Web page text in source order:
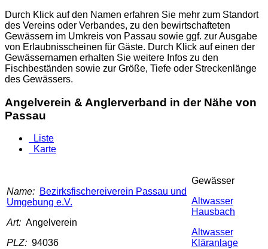
Durch Klick auf den Namen erfahren Sie mehr zum Standort
des Vereins oder Verbandes, zu den bewirtschafteten
Gewässern im Umkreis von Passau sowie ggf. zur Ausgabe
von Erlaubnisscheinen für Gäste. Durch Klick auf einen der
Gewässernamen erhalten Sie weitere Infos zu den
Fischbeständen sowie zur Größe, Tiefe oder Streckenlänge
des Gewässers.
Angelverein & Anglerverband in der Nähe von
Passau
Liste
Karte
Name: Bezirksfischereiverein Passau und
Umgebung e.V.
Art: Angelverein
PLZ: 94036
Gewässer
Altwasser
Hausbach
Altwasser
Kläranlage